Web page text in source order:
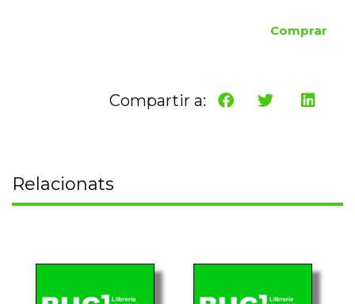
Comprar
Compartir a:
Relacionats